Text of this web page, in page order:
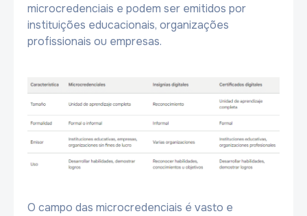
microcredenciais e podem ser emitidos por
instituições educacionais, organizações
profissionais ou empresas.
O campo das microcredenciais é vasto e